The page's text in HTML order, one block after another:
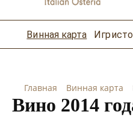
Винная карта
Главная Винная карта
Вино 2014